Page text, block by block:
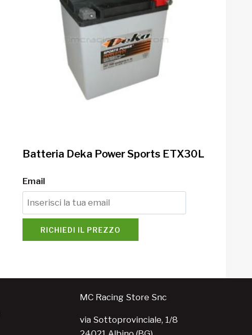
Batteria Deka Power Sports ETX30L
Email
RICHIEDI IL PREZZO
MC Racing Store Snc
via Sottoprovinciale, 1/8